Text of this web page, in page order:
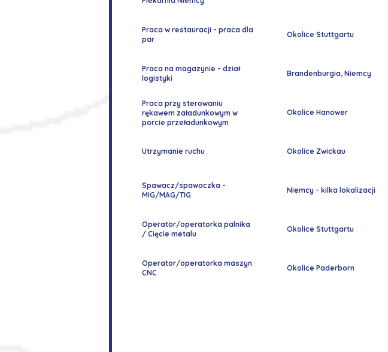
Praca w restauracji - praca dla
par
Okolice Stuttgartu
Praca na magazynie - dział
logistyki
Brandenburgia, Niemcy
Praca przy sterowaniu
rękawem załadunkowym w
porcie przeładunkowym
Okolice Hanower
Utrzymanie ruchu Okolice Zwickau
Spawacz/spawaczka -
MIG/MAG/TIG
Niemcy - kilka lokalizacji
Operator/operatorka palnika
/ Cięcie metalu
Okolice Stuttgartu
Operator/operatorka maszyn
CNC
Okolice Paderborn